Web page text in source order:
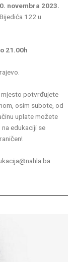
novembra 2023.
122 u
21.00h
mjesto potvrđujete
osim subote, od
uplate možete
edukaciji se